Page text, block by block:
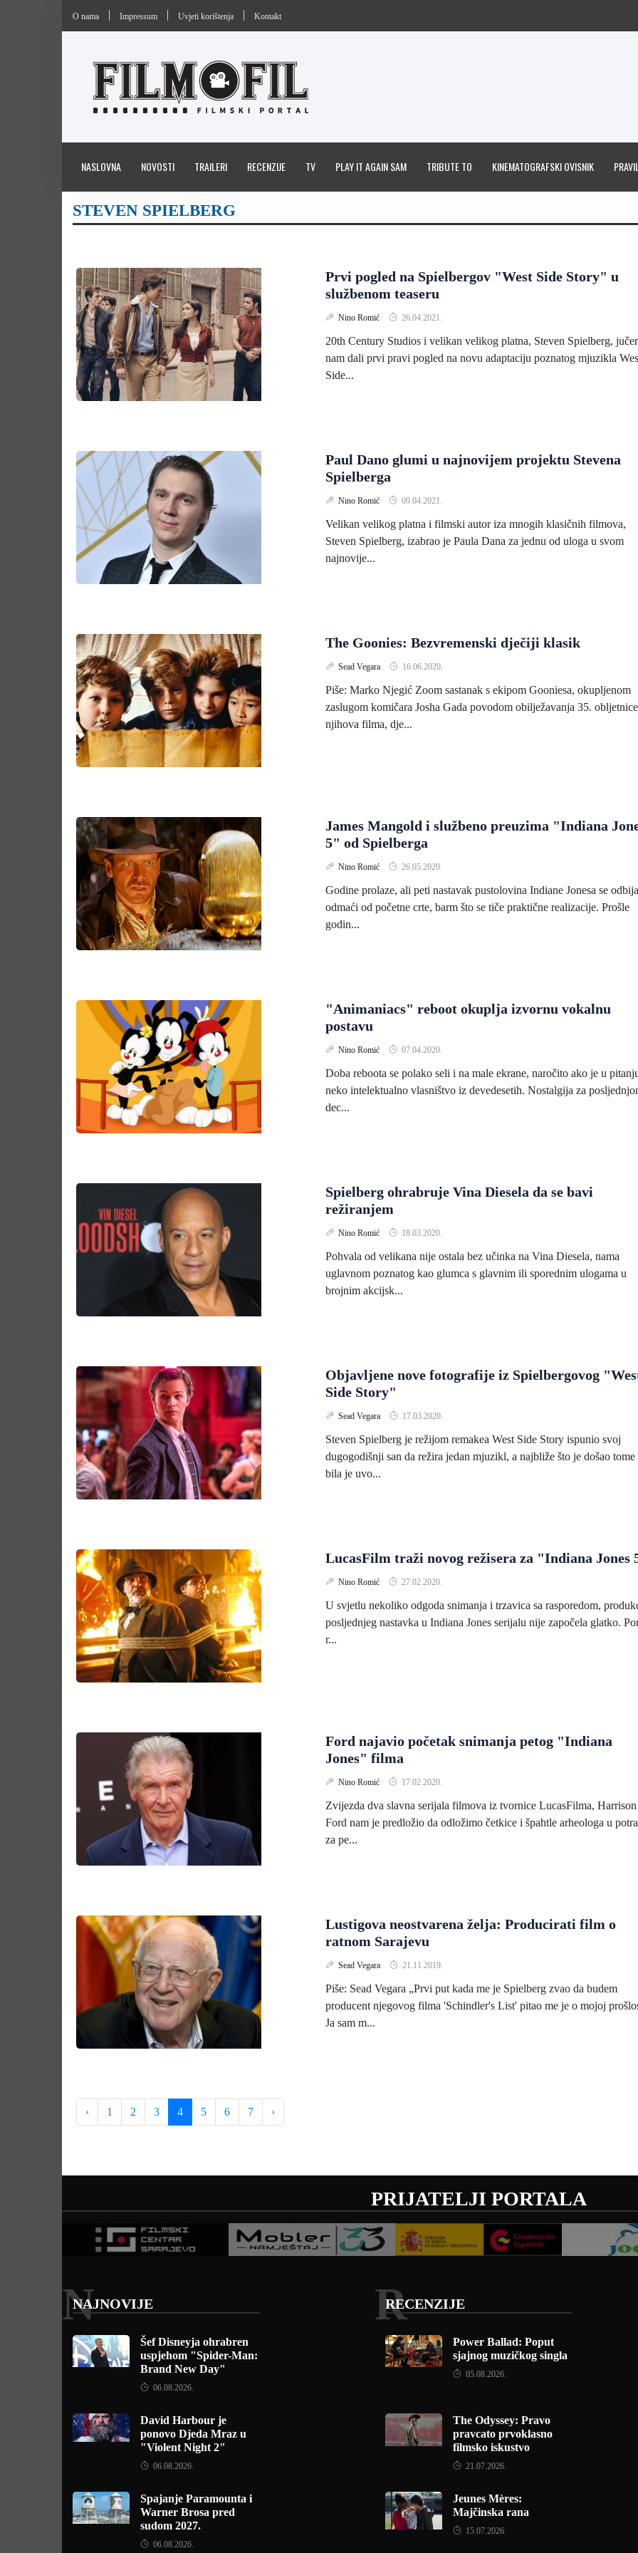
O nama Impressum Uvjeti korištenja Kontakt
NASLOVNA NOVOSTI TRAILERI RECENZIJE TV PLAY IT AGAIN SAM TRIBUTE TO KINEMATOGRAFSKI OVISNIK
STEVEN SPIELBERG
Prvi pogled na Spielbergov "West Side Story" u
službenom teaseru
Nino Romić 26.04.2021.
20th Century Studios i velikan velikog platna, Steven Spielberg,
nam dali prvi pravi pogled na novu adaptaciju poznatog mjuzikla
Side...
Paul Dano glumi u najnovijem projektu Stevena
Spielberga
Nino Romić 09.04.2021.
Velikan velikog platna i filmski autor iza mnogih klasičnih filmova,
Steven Spielberg, izabrao je Paula Dana za jednu od uloga u svom
najnovije...
The Goonies: Bezvremenski dječiji klasik
Sead Vegara 16.06.2020.
Piše: Marko Njegić Zoom sastanak s ekipom Gooniesa, okupljenom
zaslugom komičara Josha Gada povodom obilježavanja 35. obljetnice
njihova filma, dje...
James Mangold i službeno preuzima "Indiana
5" od Spielberga
Nino Romić 26.05.2020.
Godine prolaze, ali peti nastavak pustolovina Indiane Jonesa se odbija
odmaći od početne crte, barm što se tiče praktične realizacije. Prošle
godin...
"Animaniacs" reboot okuplja izvornu vokalnu
postavu
Nino Romić 07.04.2020.
Doba reboota se polako seli i na male ekrane, naročito ako je u
neko intelektualno vlasništvo iz devedesetih. Nostalgija za
dec...
Spielberg ohrabruje Vina Diesela da se bavi
režiranjem
Nino Romić 18.03.2020.
Pohvala od velikana nije ostala bez učinka na Vina Diesela, nama
uglavnom poznatog kao glumca s glavnim ili sporednim ulogama u
brojnim akcijsk...
Objavljene nove fotografije iz Spielbergovog
Side Story"
Sead Vegara 17.03.2020.
Steven Spielberg je režijom remakea West Side Story ispunio svoj
dugogodišnji san da režira jedan mjuzikl, a najbliže što je došao tome
bila je uvo...
LucasFilm traži novog režisera za "Indiana Jones
Nino Romić 27.02.2020.
U svjetlu nekoliko odgoda snimanja i trzavica sa rasporedom,
posljednjeg nastavka u Indiana Jones serijalu nije započela glatko.
r...
Ford najavio početak snimanja petog "Indiana
Jones" filma
Nino Romić 17.02.2020.
Zvijezda dva slavna serijala filmova iz tvornice LucasFilma, Harrison
Ford nam je predložio da odložimo četkice i špahtle arheologa u
za pe...
Lustigova neostvarena želja: Producirati film o
ratnom Sarajevu
Sead Vegara 21.11.2019.
Piše: Sead Vegara „Prvi put kada me je Spielberg zvao da budem
producent njegovog filma 'Schindler's List' pitao me je o mojoj
Ja sam m...
‹ 1 2 3 4 5 6 7 ›
PRIJATELJI PORTALA
NAJNOVIJE
N
Šef Disneyja ohrabren
uspjehom "Spider-Man:
Brand New Day"
06.08.2026.
David Harbour je
ponovo Djeda Mraz u
"Violent Night 2"
06.08.2026.
Spajanje Paramounta i
Warner Brosa pred
sudom 2027.
06.08.2026.
RECENZIJE
R
Power Ballad: Poput
sjajnog muzičkog singla
05.08.2026.
The Odyssey: Pravo
pravcato prvoklasno
filmsko iskustvo
21.07.2026.
Jeunes Mères:
Majčinska rana
15.07.2026.